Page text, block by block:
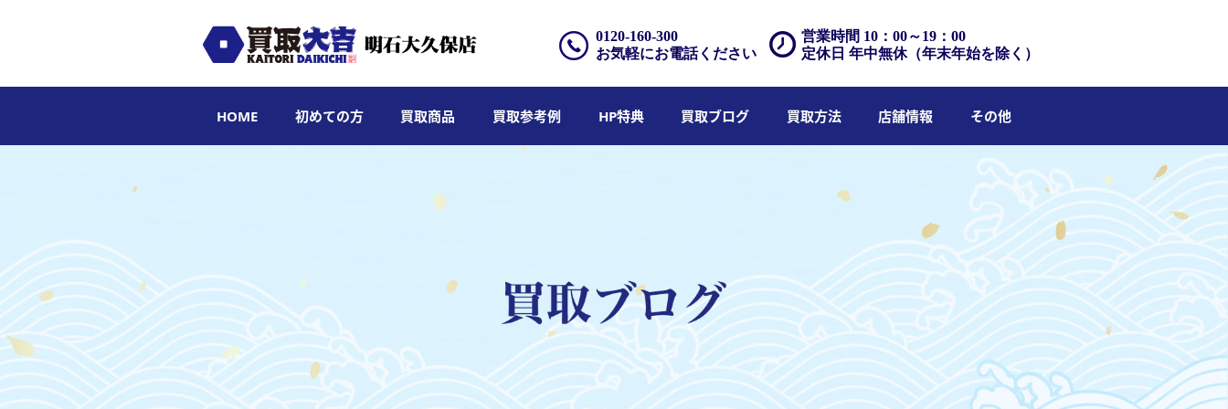
営業時間 10：00～19：00
定休日 年中無休（年末年始を除く）
0120-160-300
お気軽にお電話ください
HOME 初めての方 買取商品 買取参考例 HP特典 買取ブログ 買取方法 店舗情報 その他